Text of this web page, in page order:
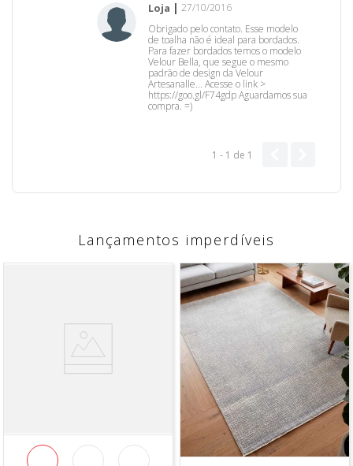
Loja
27/10/2016
Obrigado pelo contato. Esse modelo
de toalha não é ideal para bordados.
Para fazer bordados temos o modelo
Velour Bella, que segue o mesmo
padrão de design da Velour
Artesanalle... Acesse o link >
https://goo.gl/F74gdp Aguardamos sua
compra. =)
1 - 1 de 1
Lançamentos imperdíveis